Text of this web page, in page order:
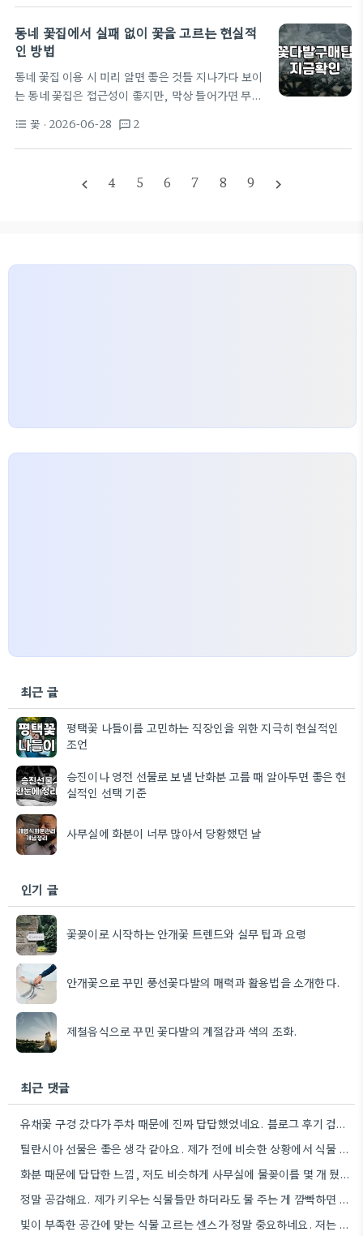
는 잎들을 모두 제거해야 한다. 물에 잠기는 부위에 잎
이 있으면 박테리아가 번식해 물이 금방 오염되고 줄
기가 썩어 들어간다. 가위는 반드시 알코올로 소독한
도 깊게 자른다. 절단면이 넓을수록 수분 흡수율이 높
아져 안개꽃 고유의 볼륨감을 유지하는 데 유리하다.
안개꽃의 수명을 결정짓는 물 온도와 환경…
동네 꽃집에서 실패 없이 꽃을 고르는 현실적
인 방법
동네 꽃집 이용 시 미리 알면 좋은 것들 지나가다 보이
는 동네 꽃집은 접근성이 좋지만, 막상 들어가면 무엇
당일 급하게 선물을 준비해야 하는 상황이라면 더 그
렇습니다. 보통 꽃집은 오전에 꽃 시장에서 물건을 가
오후 1시 이후에 방문하는 것이 싱싱한 꽃을 고르기에
오해 줄이기 예산을 미리 설정하고 가는 것은…
format_list_bulleted 꽃 · 2026-06-28 textsms 2
navigate_before 4 5 6 7 8 9 navigate_next
최근 글
평택꽃 나들이를 고민하는 직장인을 위한 지극히 현실적인
조언
승진이나 영전 선물로 보낼 난화분 고를 때 알아두면 좋은 현
실적인 선택 기준
사무실에 화분이 너무 많아서 당황했던 날
인기 글
꽃꽂이로 시작하는 안개꽃 트렌드와 실무 팁과 요령
안개꽃으로 꾸민 풍선꽃다발의 매력과 활용법을 소개한다.
제철음식으로 꾸민 꽃다발의 계절감과 색의 조화.
최근 댓글
유채꽃 구경 갔다가 주차 때문에 진짜 답답했었네요. 블로그 후기 검색하는 게 도움이 될 것 같아요.
틸란시아 선물은 좋은 생각 같아요. 제가 전에 비슷한 상황에서 식물 관리에 영 거주하지 않는 동생에게…
화분 때문에 답답한 느낌, 저도 비슷하게 사무실에 물꽂이를 몇 개 뒀다가 관리가 너무 어려워서 결국…
정말 공감해요. 제가 키우는 식물들만 하더라도 물 주는 게 깜빡하면 금방 시들시들해지니까요.
빛이 부족한 공간에 맞는 식물 고르는 센스가 정말 중요하네요. 저는 작은 스투키를 좋아하는데, 잘 관리가…